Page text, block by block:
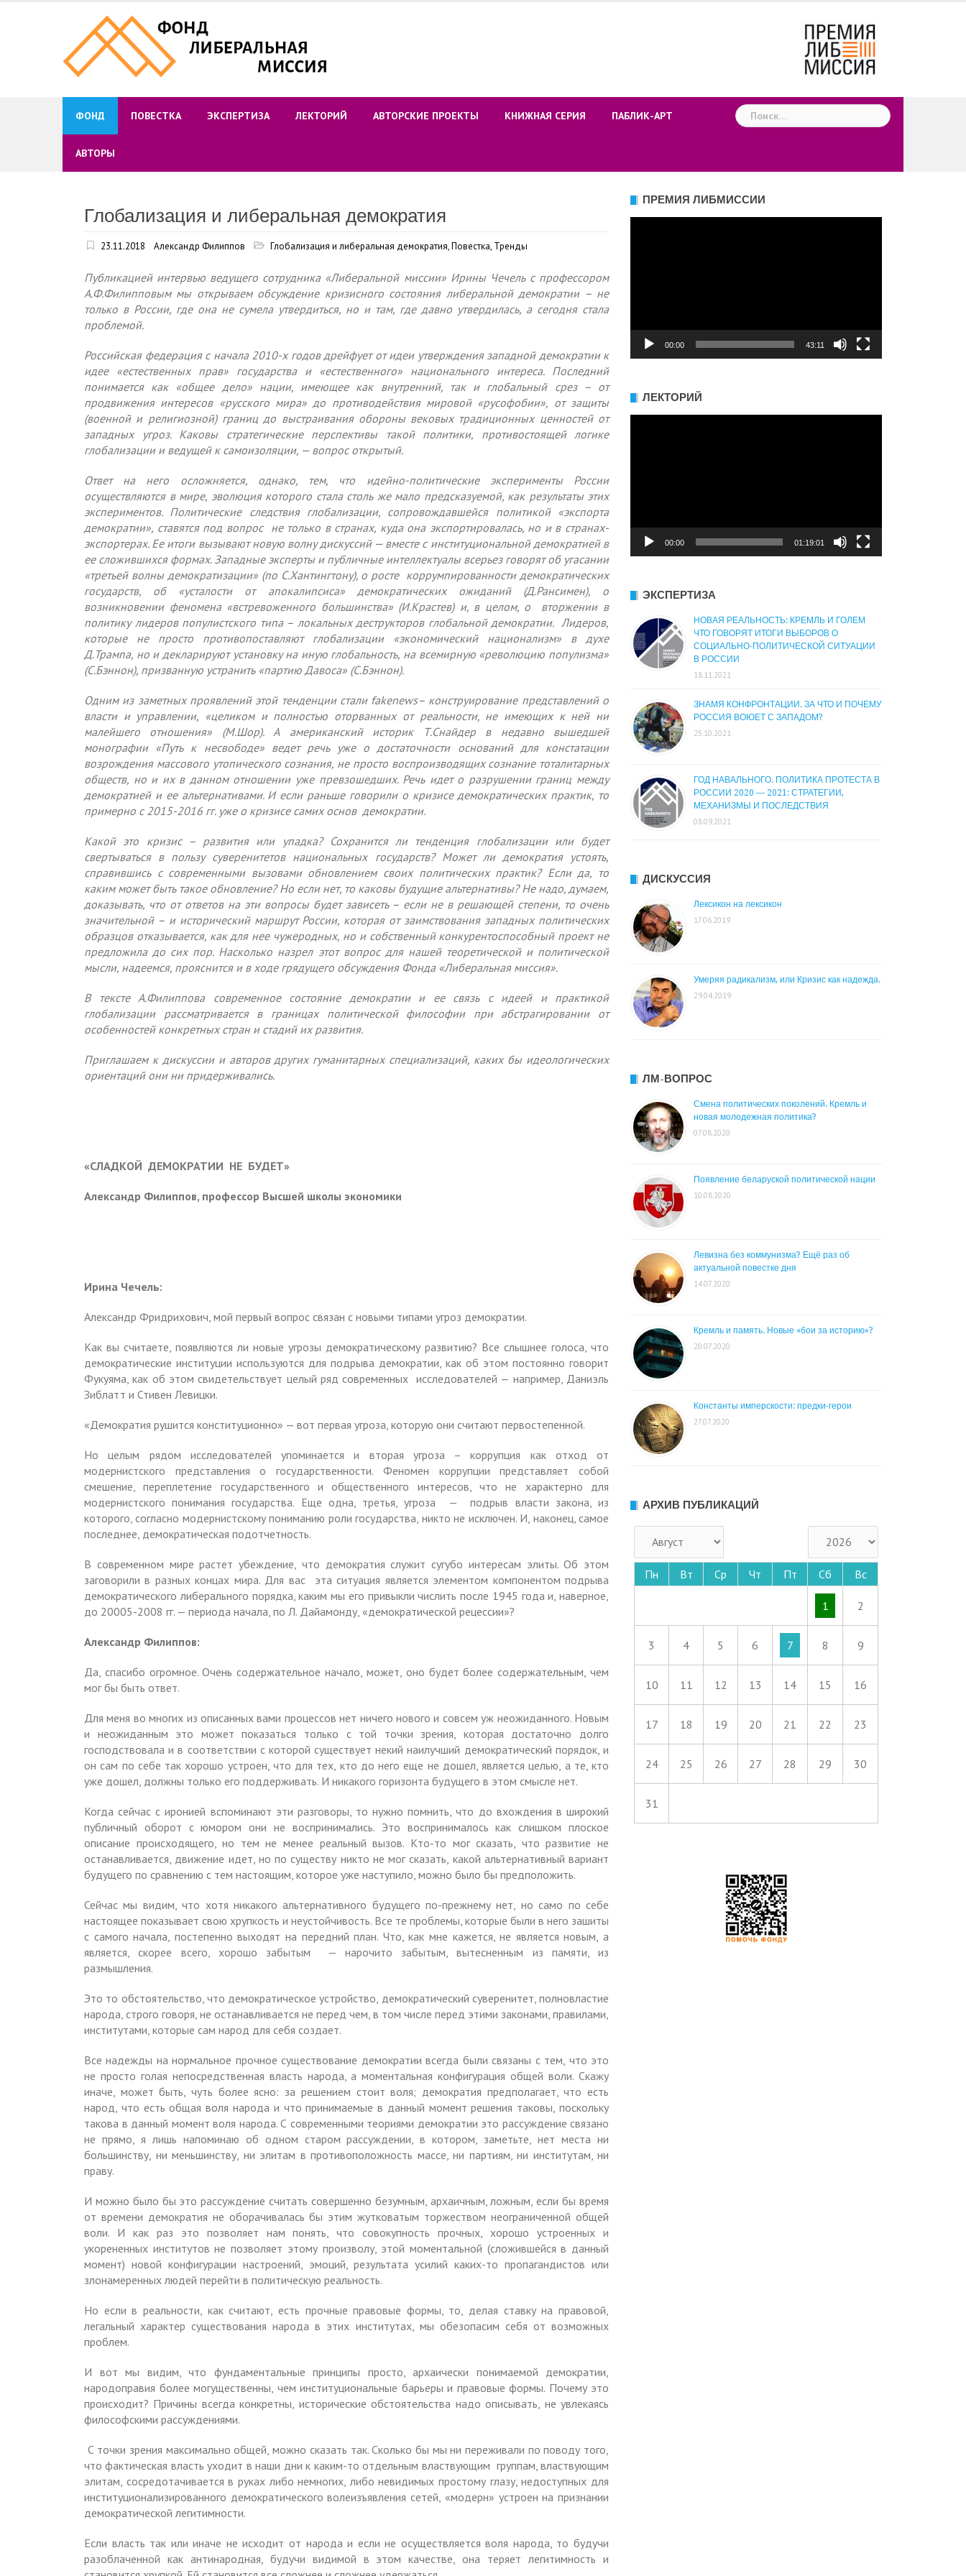
ФОНД ПОВЕСТКА ЭКСПЕРТИЗА ЛЕКТОРИЙ АВТОРСКИЕ ПРОЕКТЫ КНИЖНАЯ СЕРИЯ ПАБЛИК-АРТ
АВТОРЫ
Найти:
Глобализация и либеральная демократия
23.11.2018 Александр Филиппов Глобализация и либеральная демократия,Повестка, Тренды
Публикацией интервью ведущего сотрудника «Либеральной миссии» Ирины Чечель с профессором
А.Ф.Филипповым мы открываем обсуждение кризисного состояния либеральной демократии – не
только в России, где она не сумела утвердиться, но и там, где давно утвердилась, а сегодня стала
проблемой.
Российская федерация с начала 2010-х годов дрейфует от идеи утверждения западной демократии к
идее «естественных прав» государства и «естественного» национального интереса. Последний
понимается как «общее дело» нации, имеющее как внутренний, так и глобальный срез – от
продвижения интересов «русского мира» до противодействия мировой «русофобии», от защиты
(военной и религиозной) границ до выстраивания обороны вековых традиционных ценностей от
западных угроз. Каковы стратегические перспективы такой политики, противостоящей логике
глобализации и ведущей к самоизоляции, — вопрос открытый.
Ответ на него осложняется, однако, тем, что идейно-политические эксперименты России
осуществляются в мире, эволюция которого стала столь же мало предсказуемой, как результаты этих
экспериментов. Политические следствия глобализации, сопровождавшейся политикой «экспорта
демократии», ставятся под вопрос не только в странах, куда она экспортировалась, но и в странах-
экспортерах. Ее итоги вызывают новую волну дискуссий — вместе с институциональной демократией в
ее сложившихся формах. Западные эксперты и публичные интеллектуалы всерьез говорят об угасании
«третьей волны демократизации» (по С.Хантингтону), о росте коррумпированности демократических
государств, об «усталости от апокалипсиса» демократических ожиданий (Д.Рансимен), о
возникновении феномена «встревоженного большинства» (И.Крастев) и, в целом, о вторжении в
политику лидеров популистского типа – локальных деструкторов глобальной демократии. Лидеров,
которые не просто противопоставляют глобализации «экономический национализм» в духе
Д.Трампа, но и декларируют установку на иную глобальность, на всемирную «революцию популизма»
(С.Бэннон), призванную устранить «партию Давоса» (С.Бэннон).
Одним из заметных проявлений этой тенденции стали fakenews– конструирование представлений о
власти и управлении, «целиком и полностью оторванных от реальности, не имеющих к ней ни
малейшего отношения» (М.Шор). А американский историк Т.Снайдер в недавно вышедшей
монографии «Путь к несвободе» ведет речь уже о достаточности оснований для констатации
возрождения массового утопического сознания, не просто воспроизводящих сознание тоталитарных
обществ, но и их в данном отношении уже превзошедших. Речь идет о разрушении границ между
демократией и ее альтернативами. И если раньше говорили о кризисе демократических практик, то
примерно с 2015-2016 гг. уже о кризисе самих основ демократии.
Какой это кризис – развития или упадка? Сохранится ли тенденция глобализации или будет
свертываться в пользу суверенитетов национальных государств? Может ли демократия устоять,
справившись с современными вызовами обновлением своих политических практик? Если да, то
каким может быть такое обновление? Но если нет, то каковы будущие альтернативы? Не надо, думаем,
доказывать, что от ответов на эти вопросы будет зависеть – если не в решающей степени, то очень
значительной – и исторический маршрут России, которая от заимствования западных политических
образцов отказывается, как для нее чужеродных, но и собственный конкурентоспособный проект не
предложила до сих пор. Насколько назрел этот вопрос для нашей теоретической и политической
мысли, надеемся, прояснится и в ходе грядущего обсуждения Фонда «Либеральная миссия».
В тексте А.Филиппова современное состояние демократии и ее связь с идеей и практикой
глобализации рассматривается в границах политической философии при абстрагировании от
особенностей конкретных стран и стадий их развития.
Приглашаем к дискуссии и авторов других гуманитарных специализаций, каких бы идеологических
ориентаций они ни придерживались.
«СЛАДКОЙ ДЕМОКРАТИИ НЕ БУДЕТ»
Александр Филиппов, профессор Высшей школы экономики
Ирина Чечель:
Александр Фридрихович, мой первый вопрос связан с новыми типами угроз демократии.
Как вы считаете, появляются ли новые угрозы демократическому развитию? Все слышнее голоса, что
демократические институции используются для подрыва демократии, как об этом постоянно говорит
Фукуяма, как об этом свидетельствует целый ряд современных исследователей — например, Даниэль
Зиблатт и Стивен Левицки.
«Демократия рушится конституционно» — вот первая угроза, которую они считают первостепенной.
Но целым рядом исследователей упоминается и вторая угроза – коррупция как отход от
модернистского представления о государственности. Феномен коррупции представляет собой
смешение, переплетение государственного и общественного интересов, что не характерно для
модернистского понимания государства. Еще одна, третья, угроза — подрыв власти закона, из
которого, согласно модернистскому пониманию роли государства, никто не исключен. И, наконец, самое
последнее, демократическая подотчетность.
В современном мире растет убеждение, что демократия служит сугубо интересам элиты. Об этом
заговорили в разных концах мира. Для вас эта ситуация является элементом компонентом подрыва
демократического либерального порядка, каким мы его привыкли числить после 1945 года и, наверное,
до 20005-2008 гг. — периода начала, по Л. Дайамонду, «демократической рецессии»?
Александр Филиппов:
Да, спасибо огромное. Очень содержательное начало, может, оно будет более содержательным, чем
мог бы быть ответ.
Для меня во многих из описанных вами процессов нет ничего нового и совсем уж неожиданного. Новым
и неожиданным это может показаться только с той точки зрения, которая достаточно долго
господствовала и в соответствии с которой существует некий наилучший демократический порядок, и
он сам по себе так хорошо устроен, что для тех, кто до него еще не дошел, является целью, а те, кто
уже дошел, должны только его поддерживать. И никакого горизонта будущего в этом смысле нет.
Когда сейчас с иронией вспоминают эти разговоры, то нужно помнить, что до вхождения в широкий
публичный оборот с юмором они не воспринимались. Это воспринималось как слишком плоское
описание происходящего, но тем не менее реальный вызов. Кто-то мог сказать, что развитие не
останавливается, движение идет, но по существу никто не мог сказать, какой альтернативный вариант
будущего по сравнению с тем настоящим, которое уже наступило, можно было бы предположить.
Сейчас мы видим, что хотя никакого альтернативного будущего по-прежнему нет, но само по себе
настоящее показывает свою хрупкость и неустойчивость. Все те проблемы, которые были в него зашиты
с самого начала, постепенно выходят на передний план. Что, как мне кажется, не является новым, а
является, скорее всего, хорошо забытым — нарочито забытым, вытесненным из памяти, из
размышления.
Это то обстоятельство, что демократическое устройство, демократический суверенитет, полновластие
народа, строго говоря, не останавливается не перед чем, в том числе перед этими законами, правилами,
институтами, которые сам народ для себя создает.
Все надежды на нормальное прочное существование демократии всегда были связаны с тем, что это
не просто голая непосредственная власть народа, а моментальная конфигурация общей воли. Скажу
иначе, может быть, чуть более ясно: за решением стоит воля; демократия предполагает, что есть
народ, что есть общая воля народа и что принимаемые в данный момент решения таковы, поскольку
такова в данный момент воля народа. С современными теориями демократии это рассуждение связано
не прямо, я лишь напоминаю об одном старом рассуждении, в котором, заметьте, нет места ни
большинству, ни меньшинству, ни элитам в противоположность массе, ни партиям, ни институтам, ни
праву.
И можно было бы это рассуждение считать совершенно безумным, архаичным, ложным, если бы время
от времени демократия не оборачивалась бы этим жутковатым торжеством неограниченной общей
воли. И как раз это позволяет нам понять, что совокупность прочных, хорошо устроенных и
укорененных институтов не позволяет этому произволу, этой моментальной (сложившейся в данный
момент) новой конфигурации настроений, эмоций, результата усилий каких-то пропагандистов или
злонамеренных людей перейти в политическую реальность.
Но если в реальности, как считают, есть прочные правовые формы, то, делая ставку на правовой,
легальный характер существования народа в этих институтах, мы обезопасим себя от возможных
проблем.
И вот мы видим, что фундаментальные принципы просто, архаически понимаемой демократии,
народоправия более могущественны, чем институциональные барьеры и правовые формы. Почему это
происходит? Причины всегда конкретны, исторические обстоятельства надо описывать, не увлекаясь
философскими рассуждениями.
С точки зрения максимально общей, можно сказать так. Сколько бы мы ни переживали по поводу того,
что фактическая власть уходит в наши дни к каким-то отдельным властвующим группам, властвующим
элитам, сосредотачивается в руках либо немногих, либо невидимых простому глазу, недоступных для
институционализированного демократического волеизъявления сетей, «модерн» устроен на признании
демократической легитимности.
Если власть так или иначе не исходит от народа и если не осуществляется воля народа, то будучи
разоблаченной как антинародная, будучи видимой в этом качестве, она теряет легитимность и
ПРЕМИЯ ЛИБМИССИИ
00:00 43:11
ЛЕКТОРИЙ
00:00 01:19:01
ЭКСПЕРТИЗА
НОВАЯ РЕАЛЬНОСТЬ: КРЕМЛЬ И ГОЛЕМ
ЧТО ГОВОРЯТ ИТОГИ ВЫБОРОВ О
СОЦИАЛЬНО-ПОЛИТИЧЕСКОЙ СИТУАЦИИ
В РОССИИ
18.11.2021
ЗНАМЯ КОНФРОНТАЦИИ. ЗА ЧТО И ПОЧЕМУ
РОССИЯ ВОЮЕТ С ЗАПАДОМ?
25.10.2021
ГОД НАВАЛЬНОГО. ПОЛИТИКА ПРОТЕСТА В
РОССИИ 2020 — 2021: СТРАТЕГИИ,
МЕХАНИЗМЫ И ПОСЛЕДСТВИЯ
08.09.2021
ДИСКУССИЯ
Лексикон на лексикон
17.06.2019
Умеряя радикализм, или Кризис как надежда.
29.04.2019
ЛМ-ВОПРОС
Смена политических поколений. Кремль и
новая молодежная политика?
07.08.2020
Появление беларуской политической нации
10.08.2020
Левизна без коммунизма? Ещё раз об
актуальной повестке дня
14.07.2020
Кремль и память. Новые «бои за историю»?
20.07.2020
Константы имперскости: предки-герои
27.07.2020
АРХИВ ПУБЛИКАЦИЙ
Пн Вт Ср Чт Пт Сб Вс
1 2
3 4 5 6 7 8 9
10 11 12 13 14 15 16
17 18 19 20 21 22 23
24 25 26 27 28 29 30
31